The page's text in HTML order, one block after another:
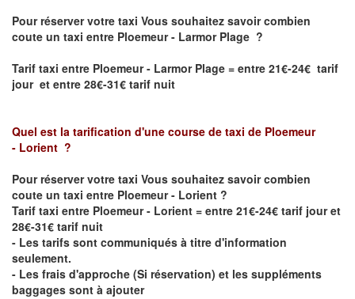
Pour réserver votre taxi Vous souhaitez savoircombien
coute un taxi entre Ploemeur - Larmor Plage ?
Tarif taxi entre Ploemeur - Larmor Plage = entre 21€-24€ tarif
jour et entre 28€-31€ tarif nuit
Quel est la tarification d'une course de taxi de Ploemeur
- Lorient ?
Pour réserver votre taxi Vous souhaitez savoircombien
coute un taxi entre Ploemeur - Lorient ?
Tarif taxi entre Ploemeur - Lorient = entre 21€-24€ tarif jour et
28€-31€ tarif nuit
- Les tarifs sont communiqués à titre d'information
seulement.
- Les frais d'approche (Si réservation) et les suppléments
baggages sont à ajouter